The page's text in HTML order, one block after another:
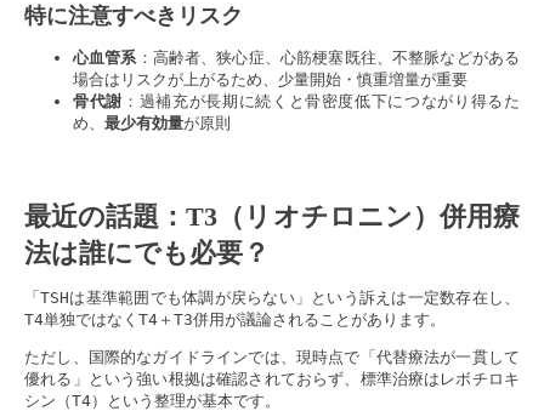
特に注意すべきリスク
心血管系：高齢者、狭心症、心筋梗塞既往、不整脈などがある
場合はリスクが上がるため、少量開始・慎重増量が重要
骨代謝 ：過補充が長期に続くと骨密度低下につながり得るた
め、 最少有効量が原則
最近の話題：T3（リオチロニン）併用療
法は誰にでも必要？
「TSHは基準範囲でも体調が戻らない」という訴えは一定数存在し、
T4単独ではなくT4＋T3併用が議論されることがあります。
ただし、国際的なガイドラインでは、現時点で「代替療法が一貫して
優れる」という強い根拠は確認されておらず、標準治療はレボチロキ
シン（T4）という整理が基本です。